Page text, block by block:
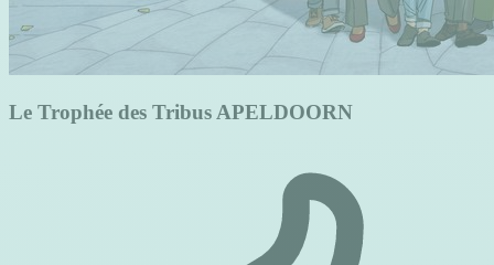
Le Trophée des Tribus APELDOORN